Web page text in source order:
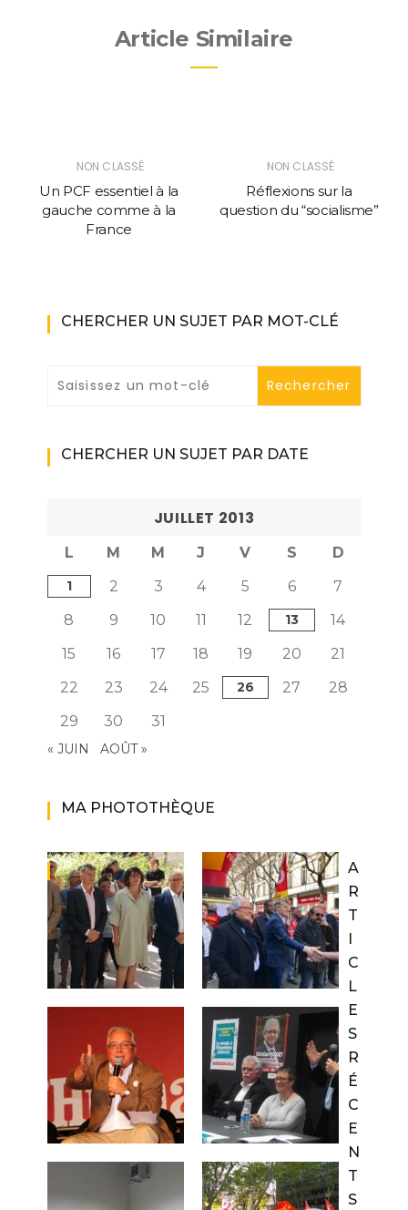
Article Similaire
NON CLASSÉ
Un PCF essentiel à la
gauche comme à la
France
NON CLASSÉ
Réflexions sur la
question du “socialisme”
CHERCHER UN SUJET PAR MOT-CLÉ
CHERCHER UN SUJET PAR DATE
JUILLET 2013
L M M J V S D
1 2 3 4 5 6
7
8
9 10 11 12 13
14
15
16 17 18 19 20
21
22
23 24 25 26 27
28
29
30 31
« JUIN AOÛT »
MA PHOTOTHÈQUE
A
R
T
C
L
E
S
R
É
C
E
N
T
S